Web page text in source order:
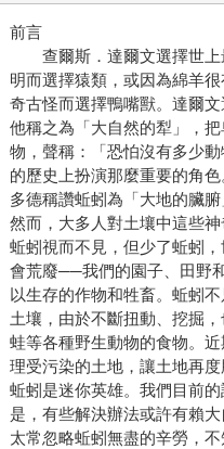
前言
查爾斯．達爾文選擇世上
明而選擇猿類，或因為綿羊
奇古怪而選擇鴨嘴獸。達爾文
他稱之為「大自然的犁」，
物，聲稱：「恐怕沒有多少
的歷史上扮演那麼重要的角
多德稱讚蚯蚓為「大地的臟腑
然而，大多人對土壤中這些
蚯蚓視而不見，但少了蚯蚓
會荒廢──我們的園子、田野
以生存的作物和牲畜。蚯蚓
土壤，由於不斷扭動、挖掘
蛙等各種野生動物的食物。
理受污染的土地，讓土地再度
蚯蚓是迷你英雄。我們目前
是，有些解決辦法或許有賴
太常忽略蚯蚓無盡的辛勞，